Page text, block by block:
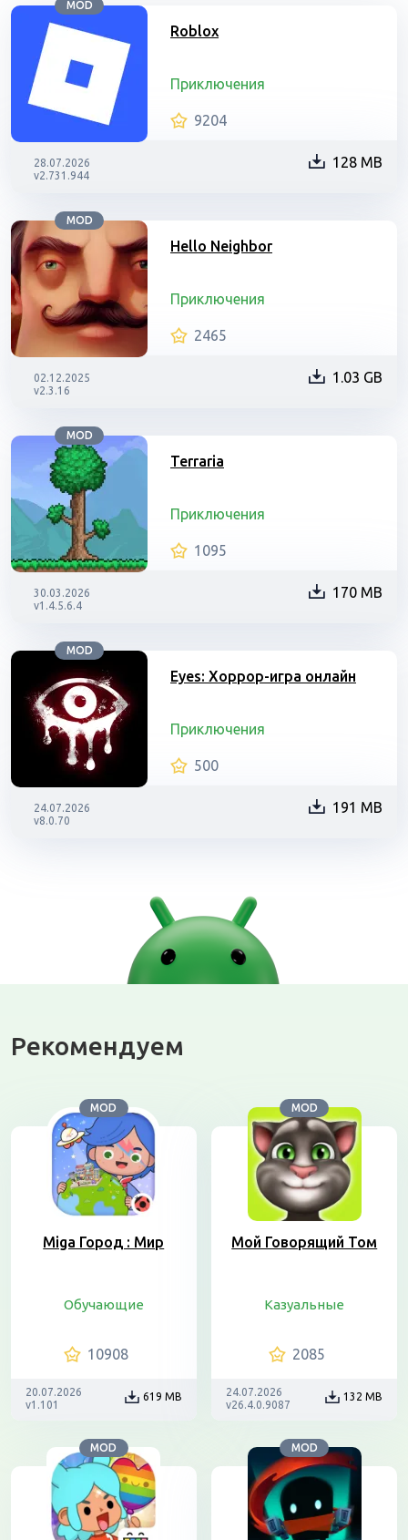
MOD
Roblox
Приключения
9204
28.07.2026
v2.731.944
128 MB
MOD
Hello Neighbor
Приключения
2465
02.12.2025
v2.3.16
1.03 GB
MOD
Terraria
Приключения
1095
30.03.2026
v1.4.5.6.4
170 MB
MOD
Eyes: Хоррор-игра онлайн
Приключения
500
24.07.2026
v8.0.70
191 MB
Рекомендуем
MOD
Miga Город : Мир
Обучающие
10908
20.07.2026
v1.101
619 MB
MOD
Мой Говорящий Том
Казуальные
2085
24.07.2026
v26.4.0.9087
132 MB
MOD MOD